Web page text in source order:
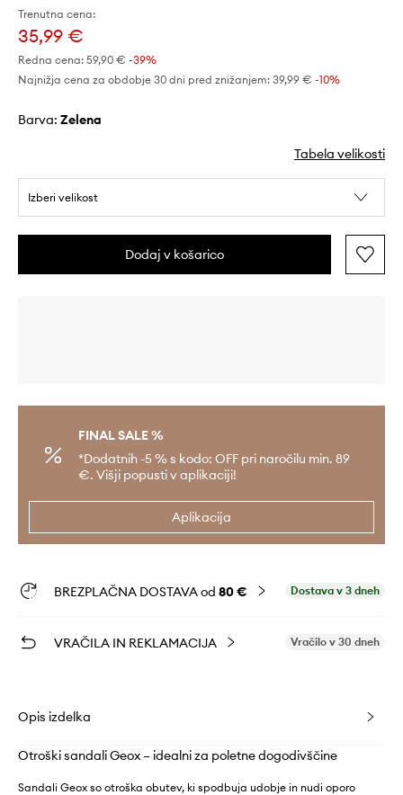
Trenutna cena:
35,99 €
Redna cena: 59,90 € -39%
Najnižja cena za obdobje 30 dni pred znižanjem: 39,99 € -10%
Barva: zelena
Tabela velikosti
Izberi velikost
Dodaj v košarico
FINAL SALE %
*Dodatnih -5 % s kodo: OFF pri naročilu min. 89
€. Višji popusti v aplikaciji!
Aplikacija
BREZPLAČNA DOSTAVA od 80 € Dostava v 3 dneh
VRAČILA IN REKLAMACIJA Vračilo v 30 dneh
Opis izdelka
Otroški sandali Geox – idealni za poletne dogodivščine
Sandali Geox so otroška obutev, ki spodbuja udobje in nudi oporo